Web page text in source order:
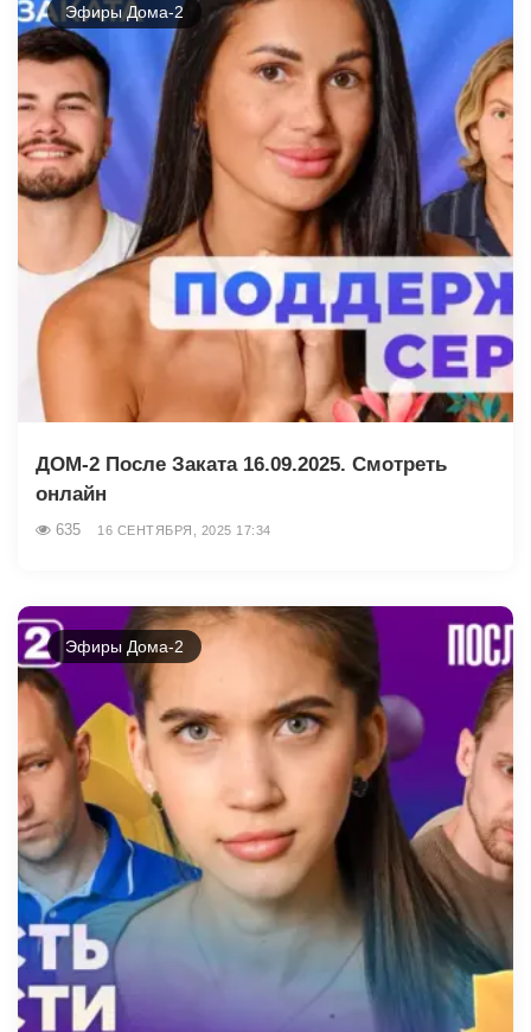
Эфиры Дома-2
ДОМ-2 После Заката 16.09.2025. Смотреть
онлайн
635 16 СЕНТЯБРЯ, 2025 17:34
Эфиры Дома-2